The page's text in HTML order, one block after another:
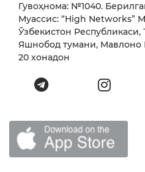
Гувоҳнома: №1040.
Муассис: “High Networks”
Ўзбекистон
Яшнобод тумани, Мавлоно
20 хонадон